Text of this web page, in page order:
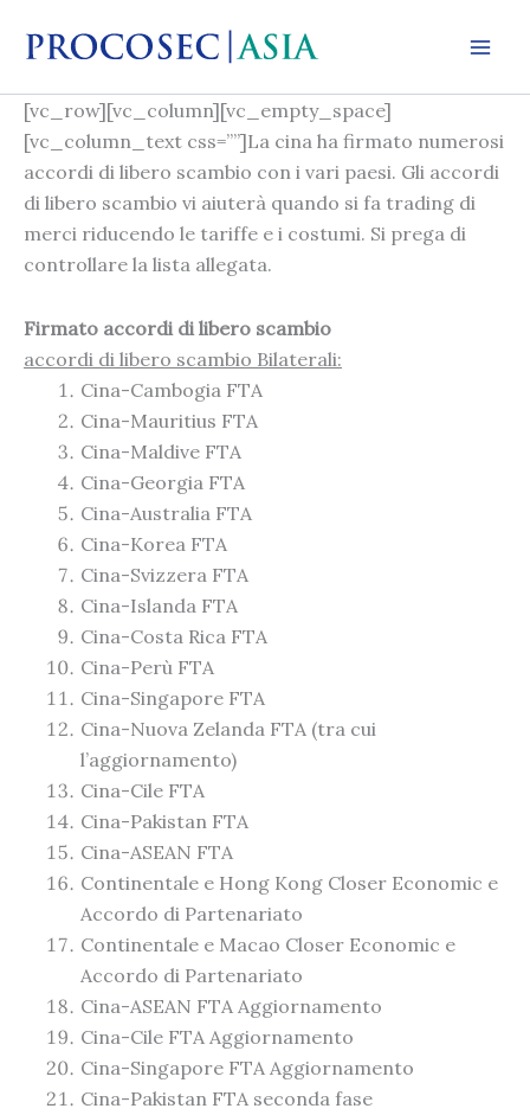
[vc_row][vc_column][vc_empty_space]
[vc_column_text css=””]La cina ha firmato numerosi
accordi di libero scambio con i vari paesi. Gli accordi
di libero scambio vi aiuterà quando si fa trading di
merci riducendo le tariffe e i costumi. Si prega di
controllare la lista allegata.
Firmato accordi di libero scambio
accordi di libero scambio Bilaterali:
Cina-Cambogia FTA
Cina-Mauritius FTA
Cina-Maldive FTA
Cina-Georgia FTA
Cina-Australia FTA
Cina-Korea FTA
Cina-Svizzera FTA
Cina-Islanda FTA
Cina-Costa Rica FTA
Cina-Perù FTA
Cina-Singapore FTA
Cina-Nuova Zelanda FTA (tra cui
l’aggiornamento)
Cina-Cile FTA
Cina-Pakistan FTA
Cina-ASEAN FTA
Continentale e Hong Kong Closer Economic e
Accordo di Partenariato
Continentale e Macao Closer Economic e
Accordo di Partenariato
Cina-ASEAN FTA Aggiornamento
Cina-Cile FTA Aggiornamento
Cina-Singapore FTA Aggiornamento
Cina-Pakistan FTA seconda fase